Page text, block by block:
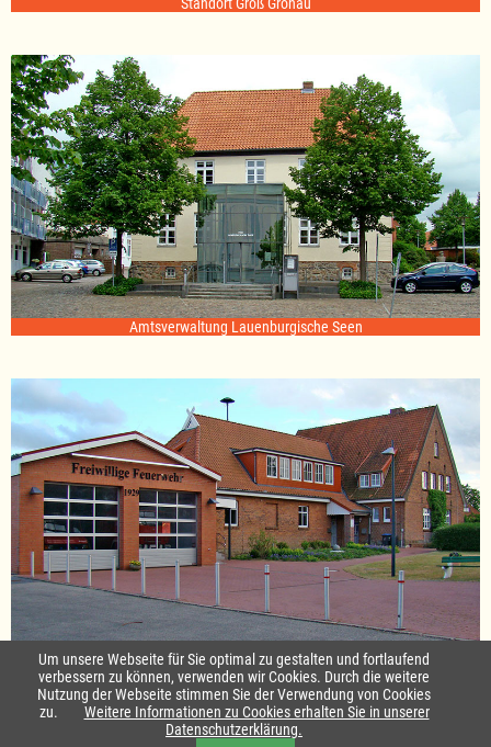
Amtsverwaltung Lauenburgische Seen
Standort Sterley
Startseite|Kontakt
Impressum & Datenschutz|Barrierefreiheit
Um unsere Webseite für Sie optimal zu gestalten und fortlaufend
verbessern zu können, verwenden wir Cookies. Durch die weitere
Nutzung der Webseite stimmen Sie der Verwendung von Cookies
zu.
Weitere Informationen zu Cookies erhalten Sie in unserer
Datenschutzerklärung.